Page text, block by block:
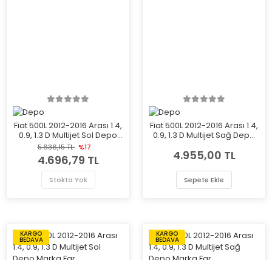
Fiat 500L 2012-2016 Arası 1.4,
0.9, 1.3 D Multijet Sol Depo
Marka Far
5.636,15 TL %17
4.696,79 TL
Stokta Yok
Fiat 500L 2012-2016 Arası 1.4,
0.9, 1.3 D Multijet Sağ Depo
4.955,00 TL
Sepete Ekle
KARGO
BEDAVA
KARGO
BEDAVA